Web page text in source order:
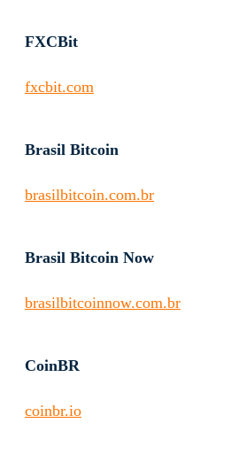
FXCBit
fxcbit.com
Brasil Bitcoin
brasilbitcoin.com.br
Brasil Bitcoin Now
brasilbitcoinnow.com.br
CoinBR
coinbr.io